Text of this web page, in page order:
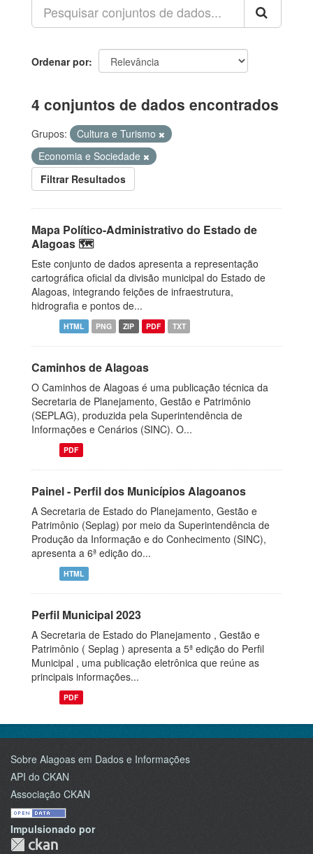
Ordenar por
4 conjuntos de dados encontrados
Grupos:
Cultura e Turismo
Economia e Sociedade
Filtrar Resultados
Mapa Político-Administrativo do Estado de
Alagoas 🗺️
Este conjunto de dados apresenta a representação
cartográfica oficial da divisão municipal do Estado de
Alagoas, integrando feições de infraestrutura,
hidrografia e pontos de...
HTML PNG ZIP PDF TXT
Caminhos de Alagoas
O Caminhos de Alagoas é uma publicação técnica da
Secretaria de Planejamento, Gestão e Patrimônio
(SEPLAG), produzida pela Superintendência de
Informações e Cenários (SINC). O...
PDF
Painel - Perfil dos Municípios Alagoanos
A Secretaria de Estado do Planejamento, Gestão e
Patrimônio (Seplag) por meio da Superintendência de
Produção da Informação e do Conhecimento (SINC),
apresenta a 6ª edição do...
HTML
Perfil Municipal 2023
A Secretaria de Estado do Planejamento , Gestão e
Patrimônio ( Seplag ) apresenta a 5ª edição do Perfil
Municipal , uma publicação eletrônica que reúne as
principais informações...
PDF
Sobre Alagoas em Dados e Informações
API do CKAN
Associação CKAN
Impulsionado por